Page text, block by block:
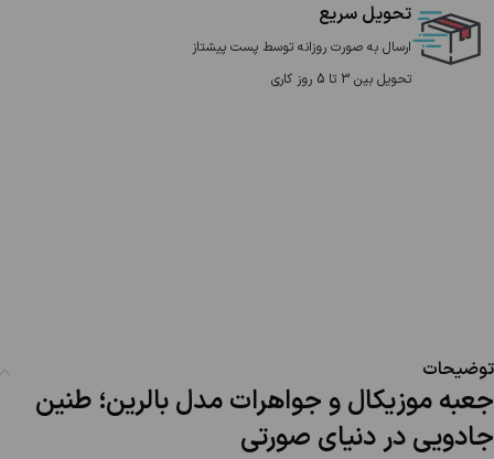
تحویل سریع
ارسال به صورت روزانه توسط پست پیشتاز
تحویل بین 3 تا 5 روز کاری
توضیحات
جعبه موزیکال و جواهرات مدل بالرین؛ طنین
جادویی در دنیای صورتی